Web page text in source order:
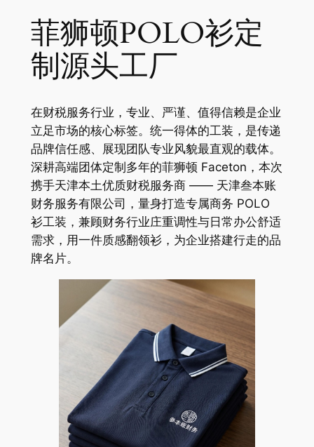
菲狮顿POLO衫定
制源头工厂
在财税服务行业，专业、严谨、值得信赖是企业
立足市场的核心标签。统一得体的工装，是传递
品牌信任感、展现团队专业风貌最直观的载体。
深耕高端团体定制多年的菲狮顿 Faceton，本次
携手天津本土优质财税服务商 —— 天津叁本账
财务服务有限公司，量身打造专属商务 POLO
衫工装，兼顾财务行业庄重调性与日常办公舒适
需求，用一件质感翻领衫，为企业搭建行走的品
牌名片。